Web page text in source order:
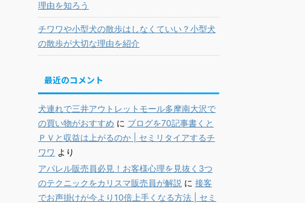
理由を知ろう
チワワや小型犬の散歩はしなくていい？小型犬
の散歩が大切な理由を紹介
最近のコメント
犬連れで三井アウトレットモール多摩南大沢で
の買い物がおすすめ に ブログを70記事書くと
ＰＶと収益は上がるのか | セミリタイアするチ
ワワ より
アパレル販売員必見！お客様心理を見抜く3つ
のテクニックをカリスマ販売員が解説 に 接客
でお声掛けが今より10倍上手くなる方法 | セミ